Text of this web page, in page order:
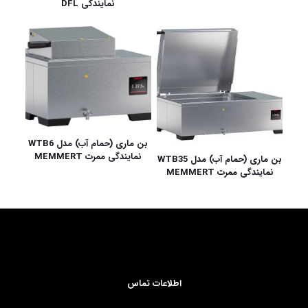
نمایندگی DFL
بن ماری (حمام آب) مدل WTB35
نمایندگی ممرت MEMMERT
بن ماری (حمام آب) مدل WTB6
نمایندگی ممرت MEMMERT
اطلاعات تماس